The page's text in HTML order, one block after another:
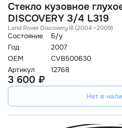
Стекло кузовное
DISCOVERY 3/4 L319
Land Rover Discovery III (2004—2009)
Состояние
Б/у
Год
2007
OEM
CVB500630
Артикул
12768
3 600 ₽
Нет в